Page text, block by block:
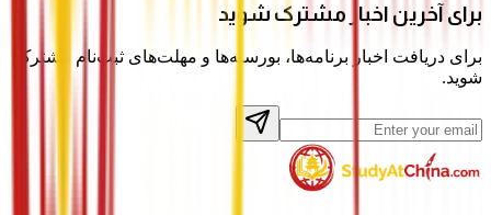
برای آخرین اخبار مشترک شوید
برای دریافت اخبار برنامه‌ها، بورسیه‌ها و مهلت‌های ثبت‌نام مشترک
شوید.